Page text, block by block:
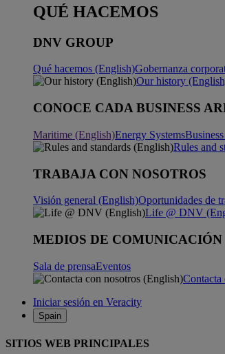
QUÉ HACEMOS
DNV GROUP
Qué hacemos (English)Gobernanza
Our history
CONOCE CADA BUSINESS
Maritime (English)Energy Systems
Rules and
TRABAJA CON NOSOTROS
Visión general (English)Oportunidades de
Life @ DNV
MEDIOS DE COMUNICACIÓN
Sala de prensaEventos
Contacta
Iniciar sesión en Veracity
Spain
SITIOS WEB PRINCIPALES